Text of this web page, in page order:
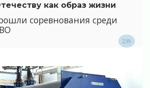
как образ жизни
соревнования среди
239